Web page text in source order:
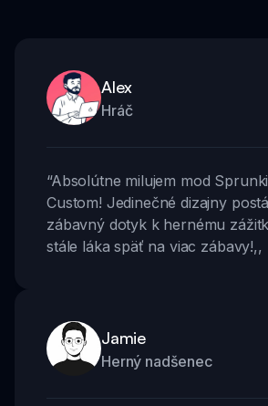
Alex
Hráč
“Absolútne milujem mod
Custom! Jedinečné dizajny
zábavný dotyk k hernému
stále láka späť na viac zábavy!,,
Jamie
Herný nadšenec